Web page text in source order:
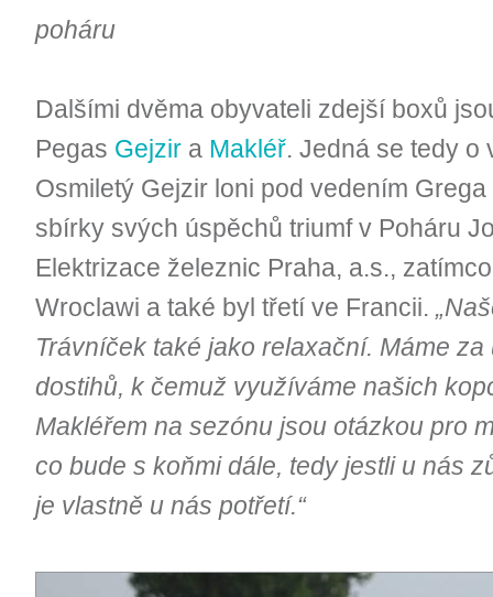
poháru
Dalšími dvěma obyvateli zdejší boxů
Pegas Gejzir a Makléř. Jedná se tedy o
Osmiletý Gejzir loni pod vedením
sbírky svých úspěchů triumf v Poháru
Elektrizace železnic Praha, a.s.,
Wroclawi a také byl třetí ve Francii.
Trávníček také jako relaxační. Máme
dostihů, k čemuž využíváme našich
Makléřem na sezónu jsou otázkou pro
co bude s koňmi dále, tedy jestli u nás
je vlastně u nás potřetí.“